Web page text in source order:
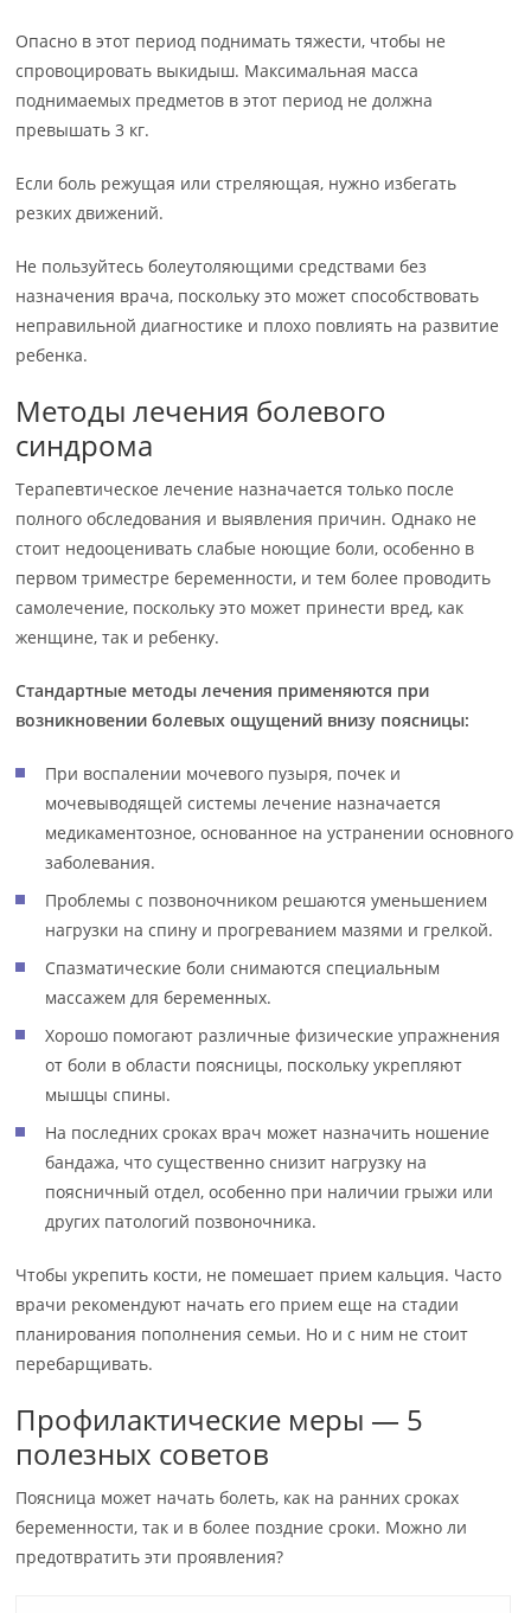
Опасно в этот период поднимать тяжести, чтобы не
спровоцировать выкидыш. Максимальная масса
поднимаемых предметов в этот период не должна
превышать 3 кг.
Если боль режущая или стреляющая, нужно избегать
резких движений.
Не пользуйтесь болеутоляющими средствами без
назначения врача, поскольку это может способствовать
неправильной диагностике и плохо повлиять на развитие
ребенка.
Методы лечения болевого
синдрома
Терапевтическое лечение назначается только после
полного обследования и выявления причин. Однако не
стоит недооценивать слабые ноющие боли, особенно в
первом триместре беременности, и тем более проводить
самолечение, поскольку это может принести вред, как
женщине, так и ребенку.
Стандартные методы лечения применяются при
возникновении болевых ощущений внизу поясницы:
При воспалении мочевого пузыря, почек и
мочевыводящей системы лечение назначается
медикаментозное, основанное на устранении основного
заболевания.
Проблемы с позвоночником решаются уменьшением
нагрузки на спину и прогреванием мазями и грелкой.
Спазматические боли снимаются специальным
массажем для беременных.
Хорошо помогают различные физические упражнения
от боли в области поясницы, поскольку укрепляют
мышцы спины.
На последних сроках врач может назначить ношение
бандажа, что существенно снизит нагрузку на
поясничный отдел, особенно при наличии грыжи или
других патологий позвоночника.
Чтобы укрепить кости, не помешает прием кальция. Часто
врачи рекомендуют начать его прием еще на стадии
планирования пополнения семьи. Но и с ним не стоит
перебарщивать.
Профилактические меры — 5
полезных советов
Поясница может начать болеть, как на ранних сроках
беременности, так и в более поздние сроки. Можно ли
предотвратить эти проявления?